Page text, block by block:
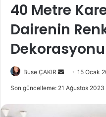
40 Metre
Dairenin
Dekorasyonu
Buse ÇAKIR 15 Ocak
Son güncelleme: 21 Ağustos 2023